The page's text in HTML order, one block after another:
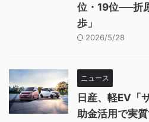
位・19位──折
歩」
2026/5/28
ニュース
日産、軽EV「
助金活用で実